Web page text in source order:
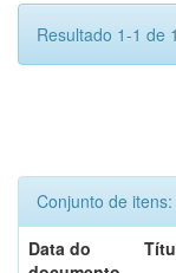
Resultado 1-1 de
Conjunto de itens:
Data do